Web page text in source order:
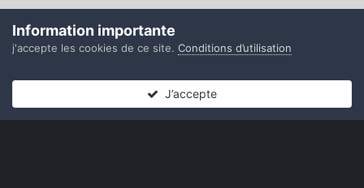
Information importante
j'accepte les cookies de ce site. Conditions d’utilisation
J’accepte